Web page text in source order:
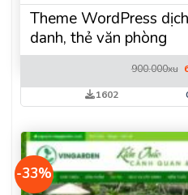
Theme WordPress
danh, thẻ văn phòng
900.000xu
1602
-33%